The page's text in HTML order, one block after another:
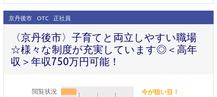
京丹後市 OTC 正社員
〈京丹後市〉子育てと両立しやすい職場
☆様々な制度が充実しています◎＜高年
収＞年収750万円可能！
閲覧状況 今が狙い目！